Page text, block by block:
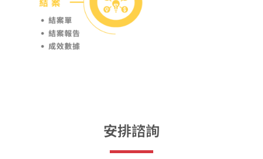
安排諮詢